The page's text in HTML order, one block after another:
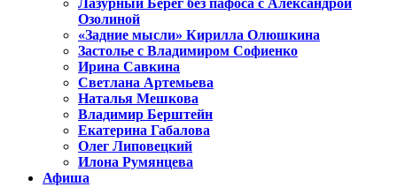
Лазурный Берег без пафоса с Александрой
Озолиной
«Задние мысли» Кирилла Олюшкина
Застолье с Владимиром Софиенко
Ирина Савкина
Светлана Артемьева
Наталья Мешкова
Владимир Берштейн
Екатерина Габалова
Олег Липовецкий
Илона Румянцева
Афиша